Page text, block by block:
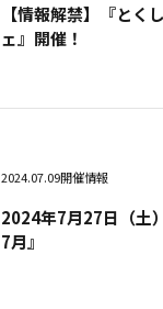
【情報解禁】『とく
ェ』開催！
2024.07.09開催情報
2024年7月27日（土
7月』